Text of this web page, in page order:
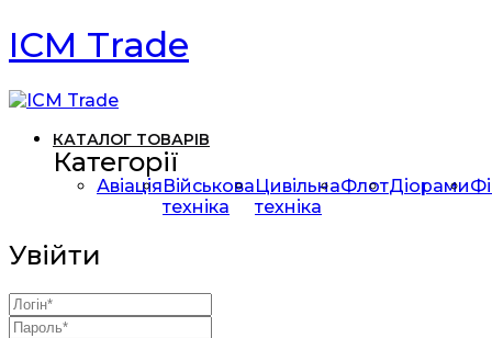
ICM Trade
КАТАЛОГ ТОВАРІВ
Категорії
АвіаціяВійськова
техніка
Цивільна
техніка
ФлотДіорами
Увійти